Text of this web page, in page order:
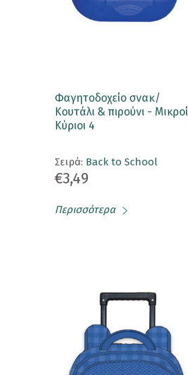
Φαγητοδοχείο σνακ/
Κουτάλι & πιρούνι - Μικροί
Κύριοι 4
Σειρά: Back to School
€3,49
Περισσότερα